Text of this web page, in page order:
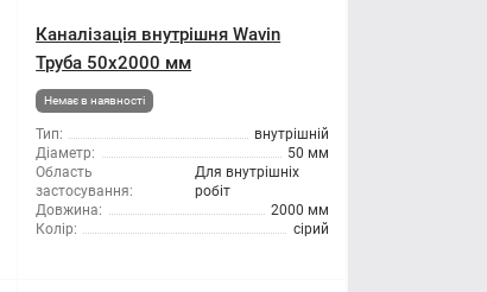
Каналізація внутрішня Wavin
Труба 50x2000 мм
Немає в наявності
Тип:
внутрішній
Діаметр:
50 мм
Область
застосування:
Для внутрішніх
робіт
Довжина:
2000 мм
Колір:
сірий